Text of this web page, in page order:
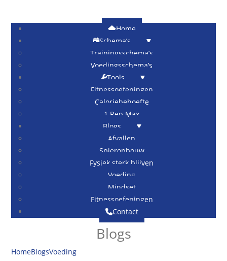
Winkelwagen 0€0.00
Home
Schema’s
Trainingsschema’s
Voedingsschema’s
Tools
Fitnessoefeningen
Caloriebehoefte
1 Rep Max
Blogs
Afvallen
Spieropbouw
Fysiek sterk blijven
Voeding
Mindset
Fitnessoefeningen
Contact
Blogs
HomeBlogsVoeding